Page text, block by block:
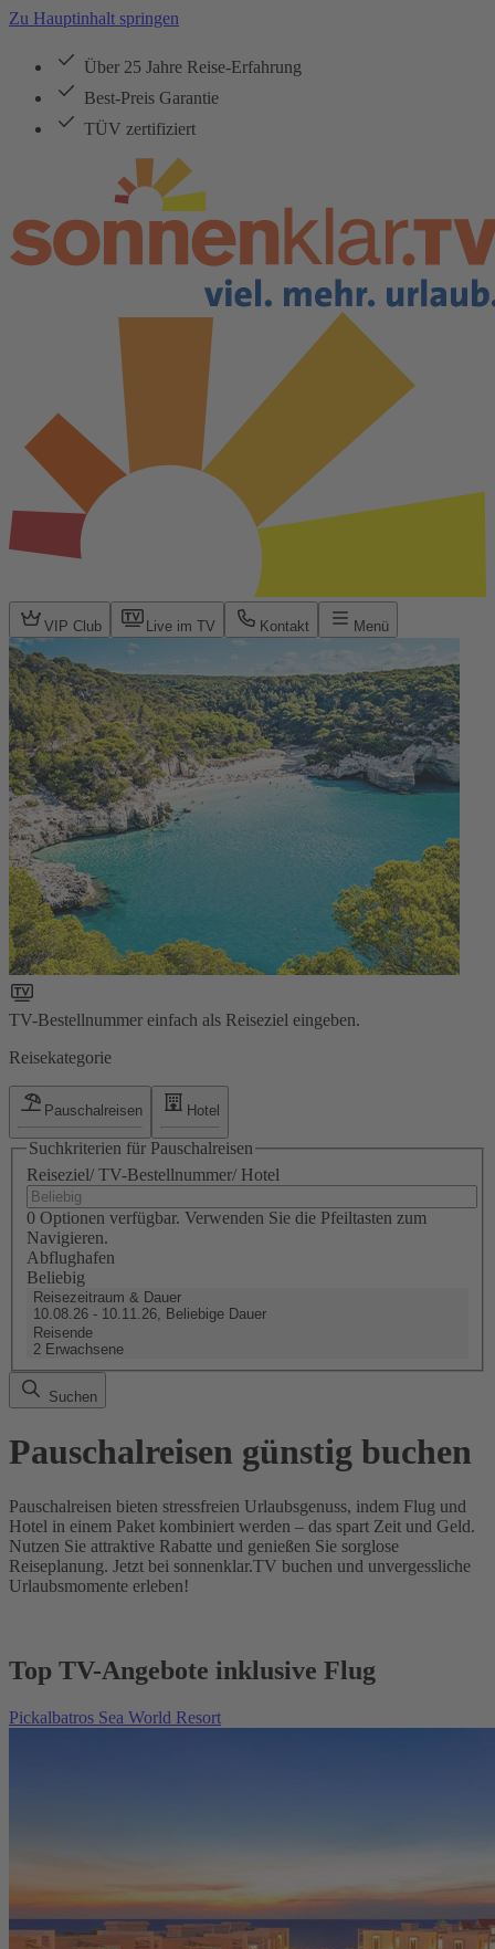
Zu Hauptinhalt springen
Über 25 Jahre Reise-Erfahrung
Best-Preis Garantie
TÜV zertifiziert
VIP Club Live im TV Kontakt Menü
TV-Bestellnummer einfach als Reiseziel eingeben.
Reisekategorie
Pauschalreisen Hotel
Suchkriterien für Pauschalreisen
Reiseziel/ TV-Bestellnummer/ Hotel
0 Optionen verfügbar. Verwenden Sie die Pfeiltasten zum
Navigieren.
Abflughafen
Beliebig
Reisezeitraum & Dauer
10.08.26 - 10.11.26, Beliebige Dauer
Reisende
2 Erwachsene
Suchen
Pauschalreisen günstig buchen
Pauschalreisen bieten stressfreien Urlaubsgenuss, indem Flug und
Hotel in einem Paket kombiniert werden – das spart Zeit und Geld.
Nutzen Sie attraktive Rabatte und genießen Sie sorglose
Reiseplanung. Jetzt bei sonnenklar.TV buchen und unvergessliche
Urlaubsmomente erleben!
Top TV-Angebote inklusive Flug
Pickalbatros Sea World Resort